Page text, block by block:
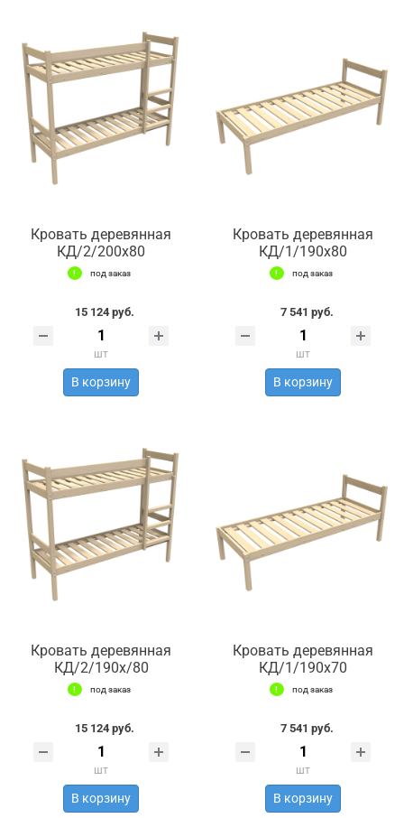
Кровать деревянная
КД/2/200х80
под заказ
15 124 руб.
шт
В корзину
Кровать деревянная
КД/1/190х80
под заказ
7 541 руб.
шт
В корзину
Кровать деревянная
КД/2/190х/80
под заказ
15 124 руб.
шт
В корзину
Кровать деревянная
КД/1/190х70
под заказ
7 541 руб.
шт
В корзину